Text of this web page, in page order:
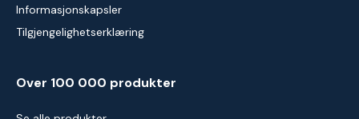
Informasjonskapsler
Tilgjengelighetserklæring
Over 100 000 produkter